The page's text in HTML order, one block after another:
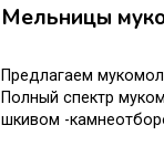
Мельницы
Предлагаем
Полный спектр
шкивом -